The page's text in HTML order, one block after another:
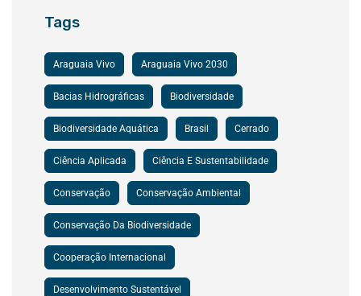
Tags
Araguaia Vivo Araguaia Vivo 2030
Bacias Hidrográficas Biodiversidade
Biodiversidade Aquática Brasil Cerrado
Ciência Aplicada Ciência E Sustentabilidade
Conservação Conservação Ambiental
Conservação Da Biodiversidade
Cooperação Internacional
Desenvolvimento Sustentável